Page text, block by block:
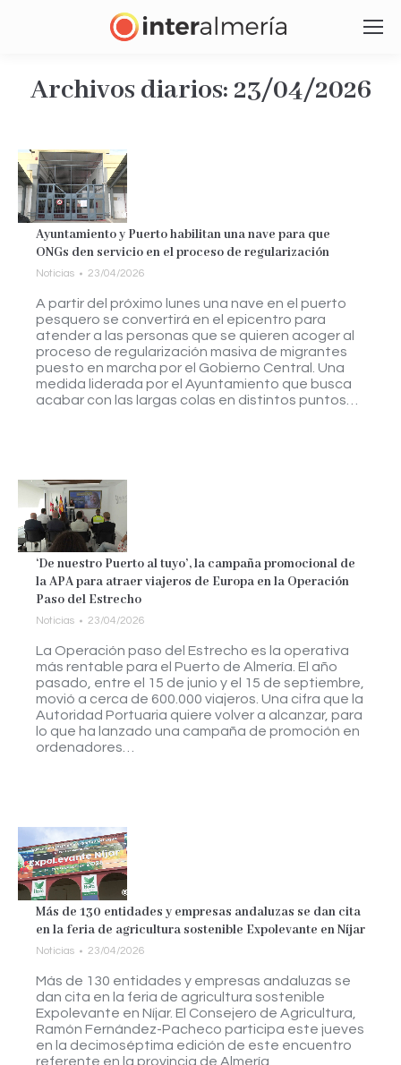
Archivos diarios: 23/04/2026
Ayuntamiento y Puerto habilitan una nave para que
ONGs den servicio en el proceso de regularización
Noticias 23/04/2026
A partir del próximo lunes una nave en el puerto
pesquero se convertirá en el epicentro para
atender a las personas que se quieren acoger al
proceso de regularización masiva de migrantes
puesto en marcha por el Gobierno Central. Una
medida liderada por el Ayuntamiento que busca
acabar con las largas colas en distintos puntos…
‘De nuestro Puerto al tuyo’, la campaña promocional de
la APA para atraer viajeros de Europa en la Operación
Paso del Estrecho
Noticias 23/04/2026
La Operación paso del Estrecho es la operativa
más rentable para el Puerto de Almería. El año
pasado, entre el 15 de junio y el 15 de septiembre,
movió a cerca de 600.000 viajeros. Una cifra que la
Autoridad Portuaria quiere volver a alcanzar, para
lo que ha lanzado una campaña de promoción en
ordenadores…
Más de 130 entidades y empresas andaluzas se dan cita
en la feria de agricultura sostenible Expolevante en Níjar
Noticias 23/04/2026
Más de 130 entidades y empresas andaluzas se
dan cita en la feria de agricultura sostenible
Expolevante en Níjar. El Consejero de Agricultura,
Ramón Fernández-Pacheco participa este jueves
en la decimoséptima edición de este encuentro
referente en la provincia de Almería